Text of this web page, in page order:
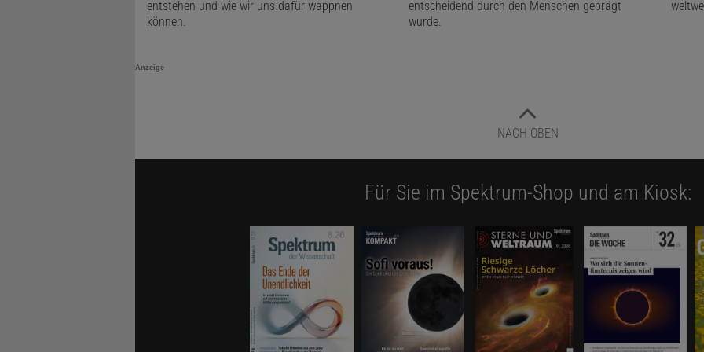
entstehen und wie wir uns dafür wappnen
können.
entscheidend durch den Menschen geprägt
wurde.
Anzeige
NACH OBEN
Für Sie im Spektrum-Shop und am Kiosk: